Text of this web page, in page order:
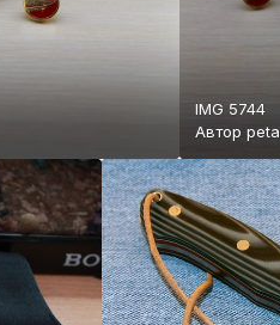
IMG 5744
Авторpeta